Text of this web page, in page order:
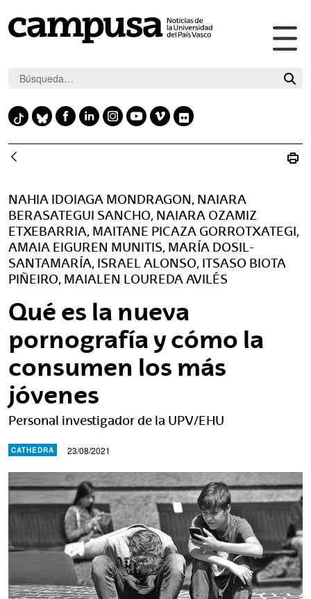
Saltar al contenido principal
T
o
k
B
s
k
y
F
o
o
k
L
d
i
n
I
g
r
a
m
Y
b
e
V
F
r
NAHIA IDOIAGA MONDRAGON, NAIARA
BERASATEGUI SANCHO, NAIARA OZAMIZ
ETXEBARRIA, MAITANE PICAZA GORROTXATEGI,
AMAIA EIGUREN MUNITIS, MARÍA DOSIL-
SANTAMARÍA, ISRAEL ALONSO, ITSASO BIOTA
PIÑEIRO, MAIALEN LOUREDA AVILÉS
Qué es la nueva
pornografía y cómo la
consumen los más
jóvenes
Personal investigador de la UPV/EHU
CATHEDRA 23/08/2021